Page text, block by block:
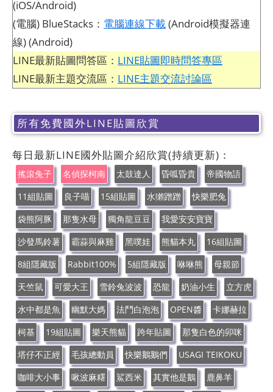
(iOS/Android)
(電腦) BlueStacks： 電腦連線下載(Android模擬器連
線) (Android)
LINE最新貼圖問答區： LINE貼圖即時問答專區
LINE最新主題交流區： LINE主題交流討論區
所有免費國外LINE貼圖欣賞
每日最新LINE國外貼圖介紹欣賞(持續更新)：
搖滾兔子 名偵探柯南 太鼓達人 昏呱昏貴
帝國物語
11組貼圖
良子喵 15組貼圖 水獺蹭蹭
快樂肥兔
袋熊阿豚
那隻水母 獨角龍豆豆
我愛安安寶寶
沙發馬鈴薯
霸蒜與麻雞 黑噗娃 熊貓本丸
16組貼圖
8組隱藏版
Rabbit100% 5組隱藏版 咻咻熊
母親節
天竺鼠
可愛大王 雪鈴兔波波 恐龍 奶油小生
立方虎
水中都是魚
幽默大媽 法鬥白泡泡 OPEN醬
卡娜赫拉
柯基
19組貼圖 樂天熊貓 跨年貼圖
那隻白色的卯咪
塔仔不正經
毛孩總動員 快樂鵝鵝們
USAGI TEIKOKU
咖啡大小事
啾波麻糬 鯊西米 其實他是鵝
鹿鼻羊